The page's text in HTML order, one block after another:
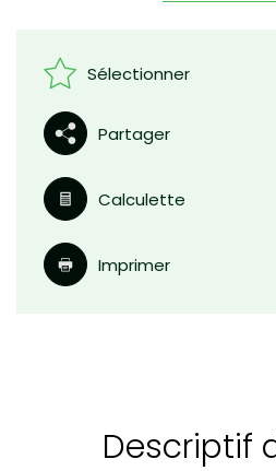
Sélectionner
Partager
Calculette
Imprimer
descriptif